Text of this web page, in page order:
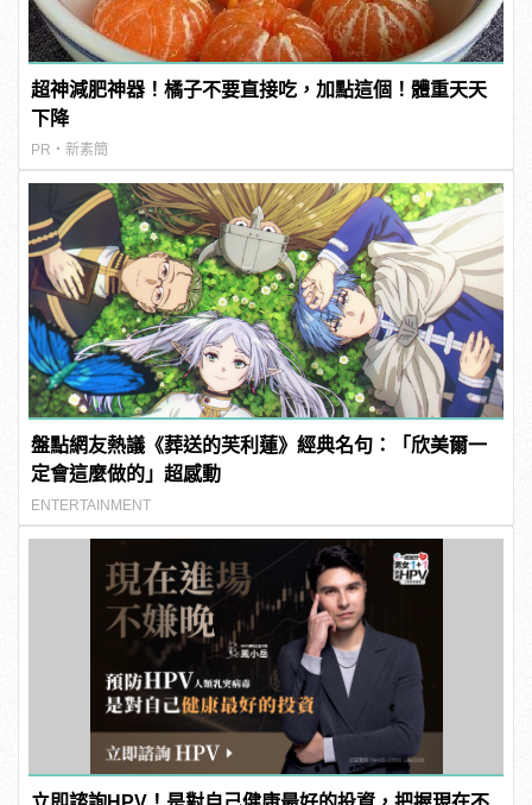
超神減肥神器！橘子不要直接吃，加點這個！體重天天
下降
PR・新素簡
盤點網友熱議《葬送的芙利蓮》經典名句：「欣美爾一
定會這麼做的」超感動
ENTERTAINMENT